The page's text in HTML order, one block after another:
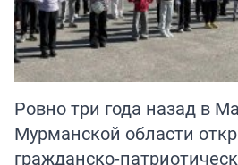
Ровно три года назад в
Мурманской области
гражданско-